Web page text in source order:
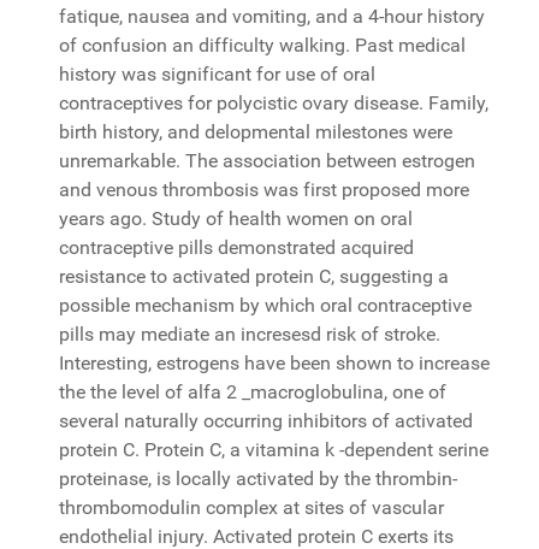
fatique, nausea and vomiting, and a 4-hour history
of confusion an difficulty walking. Past medical
history was significant for use of oral
contraceptives for polycistic ovary disease. Family,
birth history, and delopmental milestones were
unremarkable. The association between estrogen
and venous thrombosis was first proposed more
years ago. Study of health women on oral
contraceptive pills demonstrated acquired
resistance to activated protein C, suggesting a
possible mechanism by which oral contraceptive
pills may mediate an incresesd risk of stroke.
Interesting, estrogens have been shown to increase
the the level of alfa 2 _macroglobulina, one of
several naturally occurring inhibitors of activated
protein C. Protein C, a vitamina k -dependent serine
proteinase, is locally activated by the thrombin-
thrombomodulin complex at sites of vascular
endothelial injury. Activated protein C exerts its